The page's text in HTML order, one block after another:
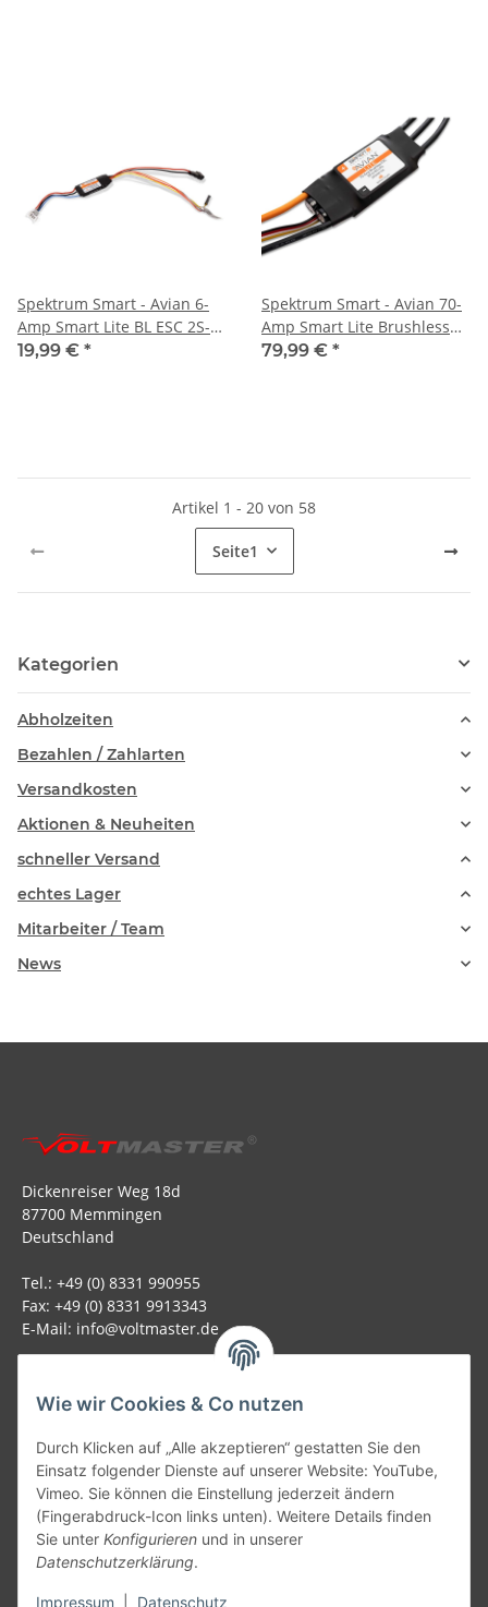
Wie wir Cookies & Co nutzen
Durch Klicken auf „Alle akzeptieren“ gestatten Sie den
Einsatz folgender Dienste auf unserer Website: YouTube,
Vimeo. Sie können die Einstellung jederzeit ändern
(Fingerabdruck-Icon links unten). Weitere Details finden
Sie unter Konfigurieren und in unserer
Datenschutzerklärung.
Impressum Datenschutz
Spektrum Smart - Avian 6-
Amp Smart Lite BL ESC 2S-
3S UMX 3-Pin (SPMXAE06)
19,99 € *
Spektrum Smart - Avian 70-
Amp Smart Lite Brushless
ESC 3S-6S: IC3 Ver. E
79,99 € *
Artikel 1 - 20 von 58
Seite1
Kategorien
Abholzeiten
Bezahlen / Zahlarten
Versandkosten
Aktionen & Neuheiten
schneller Versand
echtes Lager
Mitarbeiter / Team
News
Dickenreiser Weg 18d
87700 Memmingen
Deutschland
Tel.: +49 (0) 8331 990955
Fax: +49 (0) 8331 9913343
E-Mail: info@voltmaster.de
Allgemein
Teil unseres Netzwerks:
SmoliTec - Safety. Simplified. Worldwide. ( B2B Shop )